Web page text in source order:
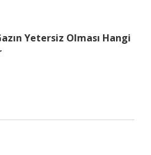
Yetersiz Olması Hangi